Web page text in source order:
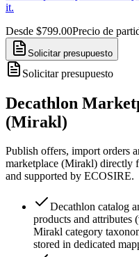
it.
Desde $799.00Precio de
Solicitar presupuesto
Solicitar presupuesto
Decathlon
(Mirakl)
Publish offers, import orders
marketplace (Mirakl) directly
and supported by ECOSIRE.
Decathlon catalog
products and attributes
Mirakl category
stored in dedicated